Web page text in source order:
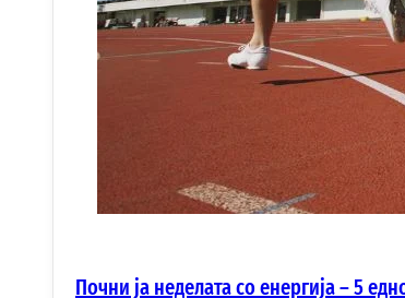
Почни ја неделата со енергија – 5